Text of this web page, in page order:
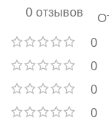
0 отзывов
0
0
0
0